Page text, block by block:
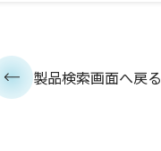
製品検索画面へ戻る